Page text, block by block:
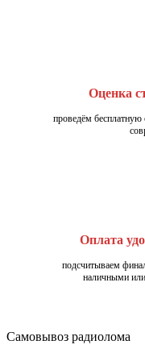
Оценка
проведём бесплатную
Оплата
подсчитываем
наличными
Самовывоз радиолома